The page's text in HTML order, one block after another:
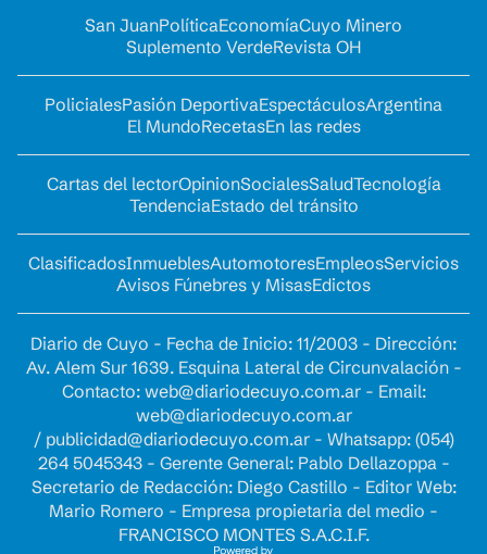
San JuanPolíticaEconomíaCuyo Minero
Suplemento VerdeRevista OH
PolicialesPasión DeportivaEspectáculosArgentina
El MundoRecetasEn las redes
Cartas del lectorOpinionSocialesSaludTecnología
TendenciaEstado del tránsito
ClasificadosInmueblesAutomotoresEmpleosServicios
Avisos Fúnebres y MisasEdictos
Diario de Cuyo - Fecha de Inicio: 11/2003 - Dirección:
Av. Alem Sur 1639. Esquina Lateral de Circunvalación -
Contacto: web@diariodecuyo.com.ar- Email:
web@diariodecuyo.com.ar
/ publicidad@diariodecuyo.com.ar- Whatsapp: (054)
264 5045343 - Gerente General: Pablo Dellazoppa -
Secretario de Redacción: Diego Castillo - Editor Web:
Mario Romero - Empresa propietaria del medio -
FRANCISCO MONTES S.A.C.I.F.